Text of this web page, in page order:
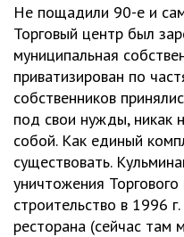
Не пощадили 90-е и
Торговый центр был
муниципальная
приватизирован по
собственников
под свои нужды, никак
собой. Как единый
существовать.
уничтожения
строительство в 1996
ресторана (сейчас там